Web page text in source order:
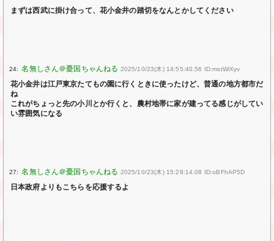
まずは西武に掛け合って、花小金井の踏切をなんとかしてください
24: 2025/10/23(木) 14:55:40.56 ID:mstWiXyv
花小金井は江戸東京たてもの園に行くときに使ったけど、普通の地方都市だ
ね
これがちょっと先の小川とか行くと、農村地帯に家が建ってる感じがしてい
い雰囲気になる
27: 2025/10/23(木) 15:28:14.08 ID:oBFhAP5D
日本政府よりもこちらを応援するよ